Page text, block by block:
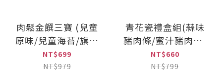
肉鬆金饌三寶 (兒童
原味/兒童海苔/旗魚
鬆)
NT$699
NT$979
青花瓷禮盒組(蒜味
豬肉條/蜜汁豬肉乾/
芝麻海苔肉鬆)
NT$660
NT$799